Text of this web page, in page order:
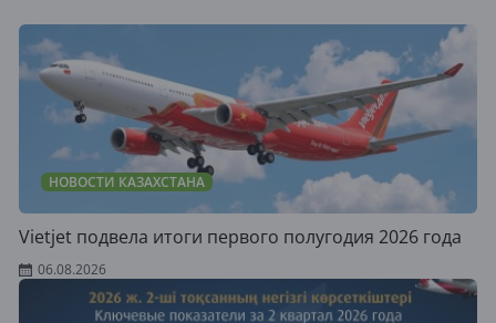
НОВОСТИ КАЗАХСТАНА
Vietjet подвела итоги первого полугодия 2026 года
06.08.2026